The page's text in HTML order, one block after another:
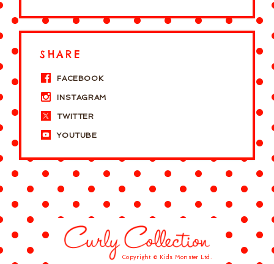
SHARE
FACEBOOK
INSTAGRAM
TWITTER
YOUTUBE
Copyright © Kids Monster Ltd.